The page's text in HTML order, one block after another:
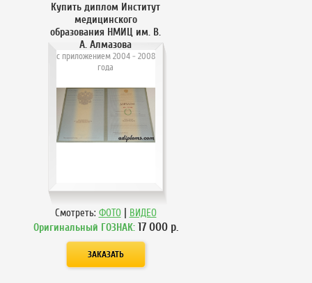
Купить диплом Институт
медицинского
образования НМИЦ им. В.
А. Алмазова
с приложением 2004 - 2008
года
Смотреть: ФОТО | ВИДЕО
Оригинальный ГОЗНАК: 17 000р.